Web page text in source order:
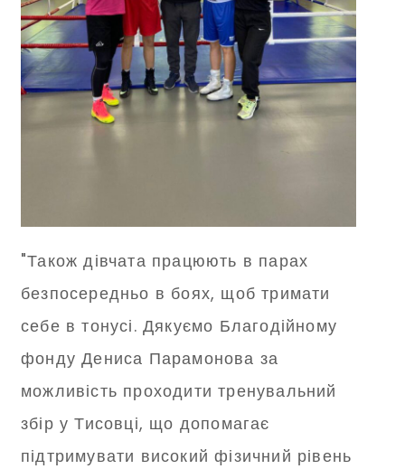
"Також дівчата працюють в парах
безпосередньо в боях, щоб тримати
себе в тонусі. Дякуємо Благодійному
фонду Дениса Парамонова за
можливість проходити тренувальний
збір у Тисовці, що допомагає
підтримувати високий фізичний рівень